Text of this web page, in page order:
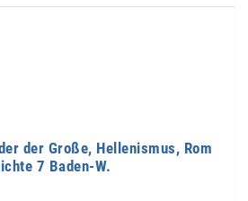
der Große, Hellenismus, Rom
7 Baden-W.